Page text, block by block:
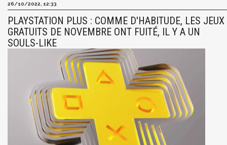
26/10/2022, 12:33
PLAYSTATION PLUS : COMME D'HABITUDE, LES JEUX
GRATUITS DE NOVEMBRE ONT FUITÉ, IL Y A UN
SOULS-LIKE